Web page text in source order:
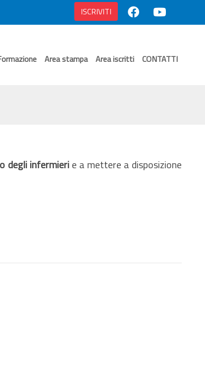
ISCRIVITI
Area stampa Area iscritti CONTATTI
degli infermierie a mettere a disposizione